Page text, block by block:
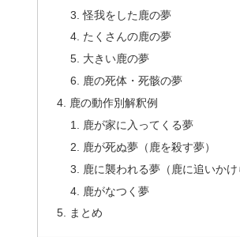
怪我をした鹿の夢
たくさんの鹿の夢
大きい鹿の夢
鹿の死体・死骸の夢
鹿の動作別解釈例
鹿が家に入ってくる夢
鹿が死ぬ夢（鹿を殺す夢）
鹿に襲われる夢（鹿に追いかけ
鹿がなつく夢
まとめ